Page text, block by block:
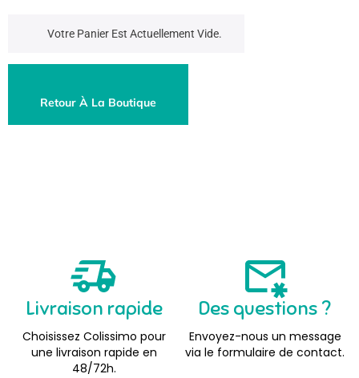
Votre Panier Est Actuellement Vide.
Retour À La Boutique
Livraison rapide
Choisissez Colissimo pour
une livraison rapide en
48/72h.
Des questions ?
Envoyez-nous un message
via le formulaire de contact.